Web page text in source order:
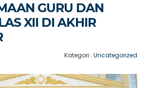
GURU DAN
XII DI AKHIR
Kategori : Uncategorized